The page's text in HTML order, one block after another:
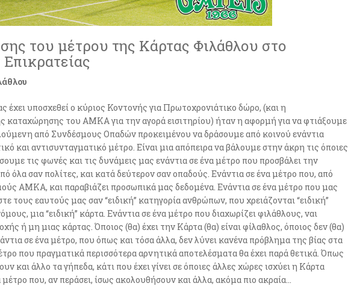
του μέτρου της Κάρτας Φιλάθλου στο
έχει υποσχεθεί ο κύριος Κοντονής για Πρωτοχρονιάτικο δώρο, (και η
καταχώρησης του ΑΜΚΑ για την αγορά εισιτηρίου) ήταν η αφορμή για να φτιάξουμε
από Συνδέσμους Οπαδών προκειμένου να δράσουμε από κοινού ενάντια
και αντισυνταγματικό μέτρο. Είναι μια απόπειρα να βάλουμε στην άκρη τις όποιες
τις φωνές και τις δυνάμεις μας ενάντια σε ένα μέτρο που προσβάλει την
όλα σαν πολίτες, και κατά δεύτερον σαν οπαδούς. Ενάντια σε ένα μέτρο που, από
ΑΜΚΑ, και παραβιάζει προσωπικά μας δεδομένα. Ενάντια σε ένα μέτρο που μας
τους εαυτούς μας σαν “ειδική” κατηγορία ανθρώπων, που χρειάζονται “ειδική”
μια “ειδική” κάρτα. Ενάντια σε ένα μέτρο που διαχωρίζει φιλάθλους, ναι
ή μη μιας κάρτας. Όποιος (θα) έχει την Κάρτα (θα) είναι φίλαθλος, όποιος δεν (θα)
σε ένα μέτρο, που όπως και τόσα άλλα, δεν λύνει κανένα πρόβλημα της βίας στα
που πραγματικά περισσότερα αρνητικά αποτελέσματα θα έχει παρά θετικά. Όπως
και άλλο τα γήπεδα, κάτι που έχει γίνει σε όποιες άλλες χώρες ισχύει η Κάρτα
που, αν περάσει, ίσως ακολουθήσουν και άλλα, ακόμα πιο ακραία…